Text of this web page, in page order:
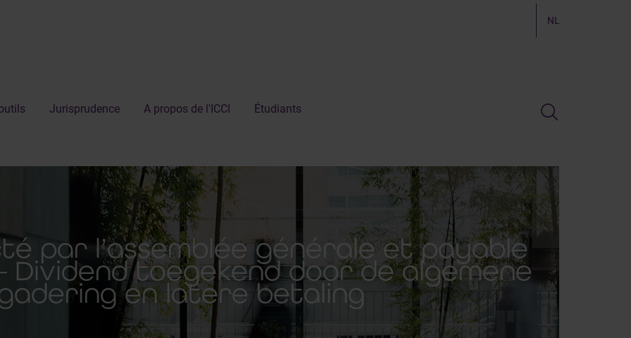
NL
Jurisprudence A propos de l'ICCI Étudiants
par l’assemblée générale et payable
Dividend toegekend door de algemene
en latere betaling